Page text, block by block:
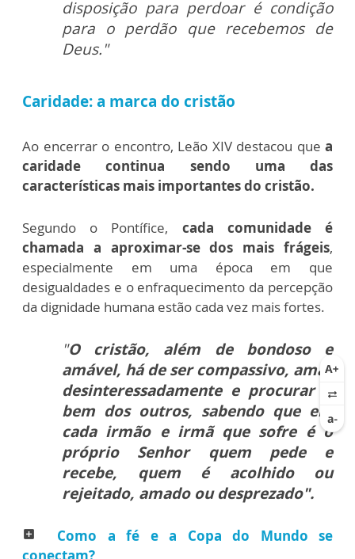
disposição para perdoar é condição
para o perdão que recebemos de
Deus."
Caridade: a marca do cristão
Ao encerrar o encontro, Leão XIV destacou que a
caridade continua sendo uma das
características mais importantes do cristão.
Segundo o Pontífice, cada comunidade é
chamada a aproximar-se dos mais frágeis,
especialmente em uma época em que
desigualdades e o enfraquecimento da percepção
da dignidade humana estão cada vez mais fortes.
"O cristão, além de bondoso e
amável, há de ser compassivo, amar
desinteressadamente e procurar o
bem dos outros, sabendo que em
cada irmão e irmã que sofre é o
próprio Senhor quem pede e
recebe, quem é acolhido ou
rejeitado, amado ou desprezado".
add_box
Como a fé e a Copa do Mundo se